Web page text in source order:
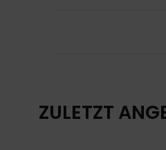
ZULETZT